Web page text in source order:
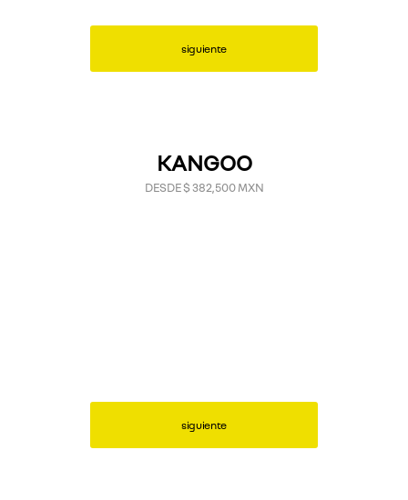
siguiente
KANGOO
DESDE $ 382,500 MXN
siguiente